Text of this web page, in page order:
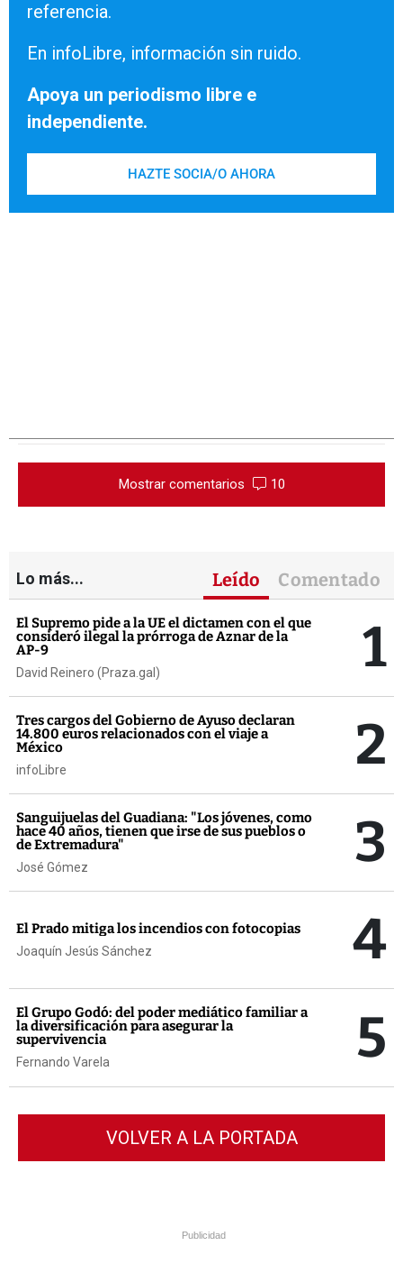
referencia.
En infoLibre, información sin ruido.
Apoya un periodismo libre e
independiente.
HAZTE SOCIA/O AHORA
Mostrar comentarios 10
Lo más... Leído Comentado
El Supremo pide a la UE el dictamen con el que
consideró ilegal la prórroga de Aznar de la
AP-9
David Reinero (Praza.gal) 1
Tres cargos del Gobierno de Ayuso declaran
14.800 euros relacionados con el viaje a
México
infoLibre 2
Sanguijuelas del Guadiana: "Los jóvenes, como
hace 40 años, tienen que irse de sus pueblos o
de Extremadura"
José Gómez 3
El Prado mitiga los incendios con fotocopias
Joaquín Jesús Sánchez 4
El Grupo Godó: del poder mediático familiar a
la diversificación para asegurar la
supervivencia
Fernando Varela 5
VOLVER A LA PORTADA
Publicidad